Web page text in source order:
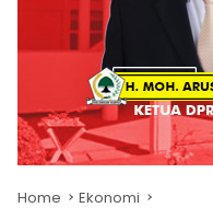
Home Ekonomi